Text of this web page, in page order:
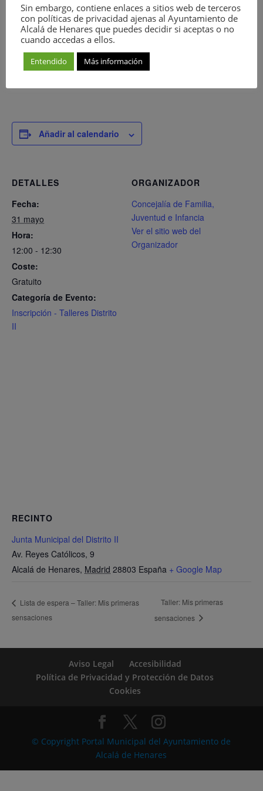
bebés.
Añadir al calendario
DETALLES
Fecha:
31 mayo
Hora:
12:00 - 12:30
Coste:
Gratuito
Categoría de Evento:
Inscripción - Talleres Distrito
II
ORGANIZADOR
Concejalía de Familia,
Juventud e Infancia
Ver el sitio web del
Organizador
RECINTO
Junta Municipal del Distrito II
Av. Reyes Católicos, 9
Alcalá de Henares, Madrid 28803 España + Google Map
Lista de espera – Taller: Mis primeras
sensaciones
Taller: Mis primeras
sensaciones
Aviso Legal
Accesibilidad
Política de Privacidad y Protección de Datos
Cookies
© Copyright Portal Municipal del Ayuntamiento de
Alcalá de Henares
Sin embargo, contiene enlaces a sitios web de terceros
con políticas de privacidad ajenas al Ayuntamiento de
Alcalá de Henares que puedes decidir si aceptas o no
cuando accedas a ellos.
Entendido Más información